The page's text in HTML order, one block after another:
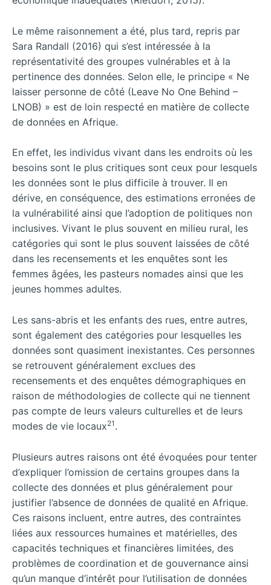
Le même raisonnement a été, plus tard, repris par
Sara Randall (2016) qui s’est intéressée à la
représentativité des groupes vulnérables et à la
pertinence des données. Selon elle, le principe « Ne
laisser personne de côté (Leave No One Behind –
LNOB) » est de loin respecté en matière de collecte
de données en Afrique.
En effet, les individus vivant dans les endroits où les
besoins sont le plus critiques sont ceux pour lesquels
les données sont le plus difficile à trouver. Il en
dérive, en conséquence, des estimations erronées de
la vulnérabilité ainsi que l’adoption de politiques non
inclusives. Vivant le plus souvent en milieu rural, les
catégories qui sont le plus souvent laissées de côté
dans les recensements et les enquêtes sont les
femmes âgées, les pasteurs nomades ainsi que les
jeunes hommes adultes.
Les sans-abris et les enfants des rues, entre autres,
sont également des catégories pour lesquelles les
données sont quasiment inexistantes. Ces personnes
se retrouvent généralement exclues des
recensements et des enquêtes démographiques en
raison de méthodologies de collecte qui ne tiennent
pas compte de leurs valeurs culturelles et de leurs
modes de vie locaux21 .
Plusieurs autres raisons ont été évoquées pour tenter
d’expliquer l’omission de certains groupes dans la
collecte des données et plus généralement pour
justifier l’absence de données de qualité en Afrique.
Ces raisons incluent, entre autres, des contraintes
liées aux ressources humaines et matérielles, des
capacités techniques et financières limitées, des
problèmes de coordination et de gouvernance ainsi
qu’un manque d’intérêt pour l’utilisation de données